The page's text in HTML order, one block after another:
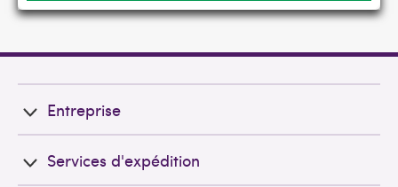
Entreprise
Services d'expédition